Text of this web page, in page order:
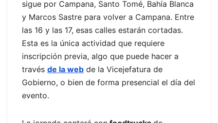
sigue por Campana, Santo Tomé, Bahía Blanca
y Marcos Sastre para volver a Campana. Entre
las 16 y las 17, esas calles estarán cortadas.
Esta es la única actividad que requiere
inscripción previa, algo que puede hacer a
través de la web de la Vicejefatura de
Gobierno, o bien de forma presencial el día del
evento.